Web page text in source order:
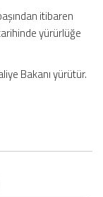
itibaren
yürürlüğe
Bakanı yürütür.